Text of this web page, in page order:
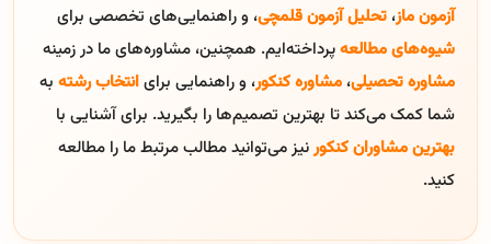
آزمون ماز، تحلیل آزمون قلمچی، و راهنمایی‌های تخصصی برای
شیوه‌های مطالعهپرداخته‌ایم. همچنین، مشاوره‌های ما در زمینه
مشاوره تحصیلی، مشاوره کنکور، و راهنمایی برایانتخاب رشته به
شما کمک می‌کند تا بهترین تصمیم‌ها را بگیرید. برای آشنایی با
بهترین مشاوران کنکورنیز می‌توانید مطالب مرتبط ما را مطالعه
کنید.